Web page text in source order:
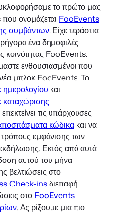
το πρώτο μας
ονομάζεται FooEvents
συμβάντων. Είχε τεράστια
ένα δημοφιλές
κοινότητας FooEvents.
ενθουσιασμένοι που
μπλοκ FooEvents. Το
και
τις υπάρχουσες
κώδικα και να
εμφάνισης των
Εκτός από αυτά
αυτού του μήνα
βελτιώσεις στο
Check-insδιεπαφή
στο FooEvents
. Ας ρίξουμε μια πιο